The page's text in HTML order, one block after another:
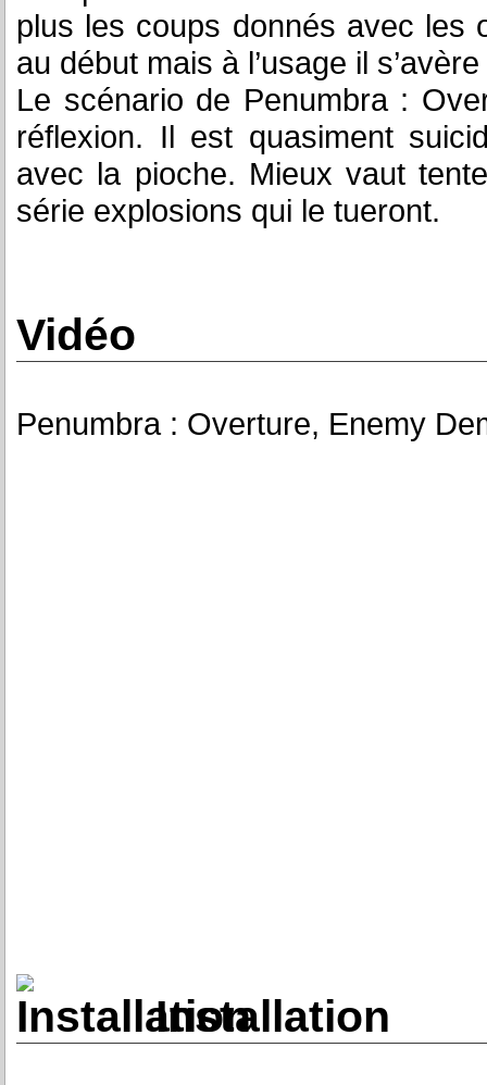
plus les coups donnés avec les
au début mais à l’usage il
Le scénario de Penumbra :
réflexion. Il est quasiment
avec la pioche. Mieux vaut
série explosions qui le tueront.
Vidéo
Penumbra : Overture, Enemy
Installation